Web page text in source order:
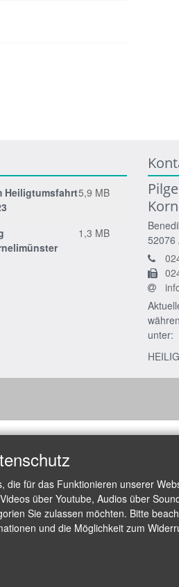
Heiligtumsfahrt5,9 MB
1,3 MB
52076
unter:
für das Funktionieren unserer
über Youtube, Audios über
Sie zulassen möchten. Bitte
und die Möglichkeit zum